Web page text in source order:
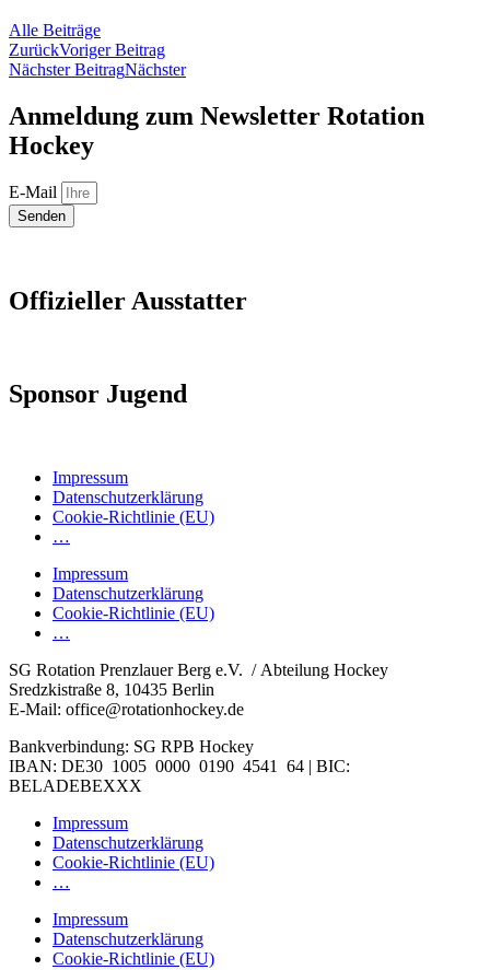
Alle Beiträge
ZurückVoriger Beitrag
Nächster BeitragNächster
Anmeldung zum Newsletter Rotation
Hockey
E-Mail
Senden
Offizieller Ausstatter
Sponsor Jugend
Impressum
Datenschutzerklärung
Cookie-Richtlinie (EU)
…
Impressum
Datenschutzerklärung
Cookie-Richtlinie (EU)
…
SG Rotation Prenzlauer Berg e.V. / Abteilung Hockey
Sredzkistraße 8, 10435 Berlin
E-Mail: office@rotationhockey.de
Bankverbindung: SG RPB Hockey
IBAN: DE30 1005 0000 0190 4541 64 | BIC:
BELADEBEXXX
Impressum
Datenschutzerklärung
Cookie-Richtlinie (EU)
…
Impressum
Datenschutzerklärung
Cookie-Richtlinie (EU)